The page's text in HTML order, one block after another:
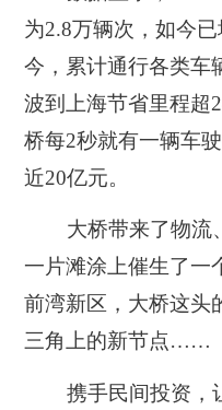
为2.8万辆次，如今
今，累计通行各类车
波到上海节省里程超
桥每2秒就有一辆车
近20亿元。
大桥带来了物流
一片滩涂上催生了
前湾新区，大桥这头
三角上的新节点……
携手民间投资，